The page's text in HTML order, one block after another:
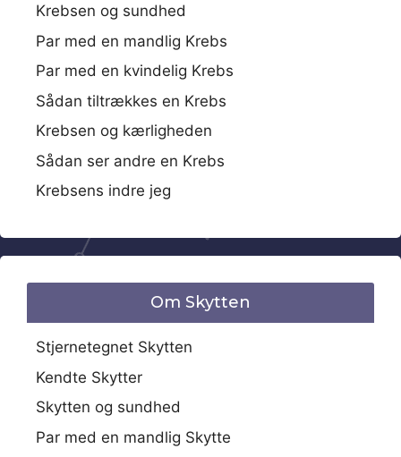
Krebsen og sundhed
Par med en mandlig Krebs
Par med en kvindelig Krebs
Sådan tiltrækkes en Krebs
Krebsen og kærligheden
Sådan ser andre en Krebs
Krebsens indre jeg
Om Skytten
Stjernetegnet Skytten
Kendte Skytter
Skytten og sundhed
Par med en mandlig Skytte